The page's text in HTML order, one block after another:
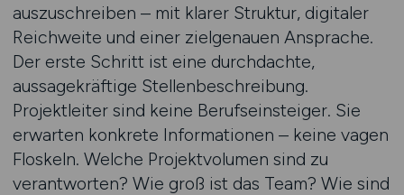
auszuschreiben – mit klarer Struktur, digitaler
Reichweite und einer zielgenauen Ansprache.
Der erste Schritt ist eine durchdachte,
aussagekräftige Stellenbeschreibung.
Projektleiter sind keine Berufseinsteiger. Sie
erwarten konkrete Informationen – keine vagen
Floskeln. Welche Projektvolumen sind zu
verantworten? Wie groß ist das Team? Wie sind